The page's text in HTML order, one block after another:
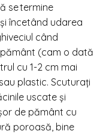
se termine
încetând udarea
când
(cam o dată
cu 1-2 cm mai
plastic. Scuturați
uscate și
de pământ cu
poroasă, bine